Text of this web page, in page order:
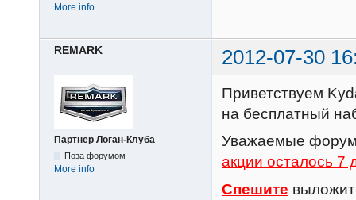
More info
REMARK 2012-07-30
Партнер Логан-Клуба
Поза форумом
More info
Приветствуем
на бесплатный
Уважаемые
акции осталось 7
Спешите